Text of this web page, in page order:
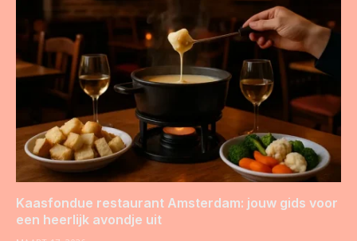
Kaasfondue restaurant Amsterdam: jouw gids voor
een heerlijk avondje uit